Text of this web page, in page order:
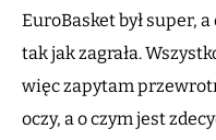
EuroBasket był super,
tak jak zagrała.
więc zapytam
oczy, a o czym jest